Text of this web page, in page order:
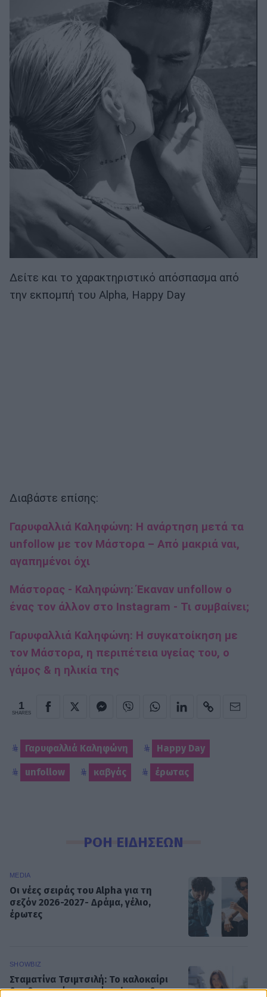
Δείτε και το χαρακτηριστικό απόσπασμα από
την εκπομπή του Alpha, Happy Day
Διαβάστε επίσης:
Γαρυφαλλιά Καληφώνη: H ανάρτηση μετά τα
unfollow με τον Μάστορα – Από μακριά ναι,
αγαπημένοι όχι
Μάστορας - Καληφώνη: Έκαναν unfollow ο
ένας τον άλλον στο Instagram - Τι συμβαίνει;
Γαρυφαλλιά Καληφώνη: Η συγκατοίκηση με
τον Μάστορα, η περιπέτεια υγείας του, ο
γάμος & η ηλικία της
1
SHARES
Γαρυφαλλιά Καληφώνη Happy Day
unfollow καβγάς έρωτας
ΡΟΗ ΕΙΔΗΣΕΩΝ
MEDIA
Οι νέες σειράς του Alpha για τη
σεζόν 2026-2027- Δράμα, γέλιο,
έρωτες
SHOWBIZ
Σταματίνα Τσιμτσιλή: Το καλοκαίρι
δεν θα φορέσω ποτέ make up, δεν